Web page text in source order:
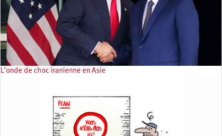
L’onde de choc iranienne en Asie